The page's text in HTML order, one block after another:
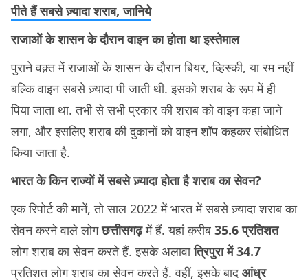
पीते हैं सबसे ज़्यादा शराब, जानिये
राजाओं के शासन के दौरान वाइन का होता था इस्तेमाल
पुराने वक़्त में राजाओं के शासन के दौरान बियर, व्हिस्की, या रम नहीं
बल्कि वाइन सबसे ज़्यादा पी जाती थी. इसको शराब के रूप में ही
पिया जाता था. तभी से सभी प्रकार की शराब को वाइन कहा जाने
लगा, और इसलिए शराब की दुकानों को वाइन शॉप कहकर संबोधित
किया जाता है.
भारत के किन राज्यों में सबसे ज़्यादा होता है शराब का सेवन?
एक रिपोर्ट की मानें, तो साल 2022 में भारत में सबसे ज़्यादा शराब का
सेवन करने वाले लोगछत्तीसगढ़में हैं. यहां क़रीब 35.6 प्रतिशत
लोग शराब का सेवन करते हैं. इसके अलावात्रिपुरा में 34.7
प्रतिशत लोग शराब का सेवन करते हैं. वहीं, इसके बादआंध्र